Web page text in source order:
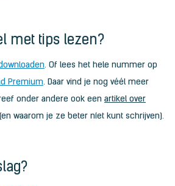
met tips lezen?
. Of lees het hele nummer op
Premium. Daar vind je nog véél meer
onder andere ook een artikel over
(en waarom je ze beter níet kunt schrijven).